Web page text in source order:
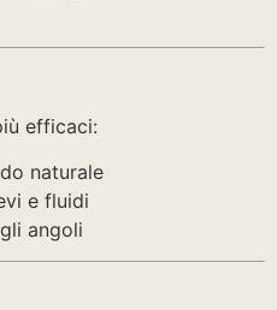
efficaci:
naturale
e fluidi
angoli